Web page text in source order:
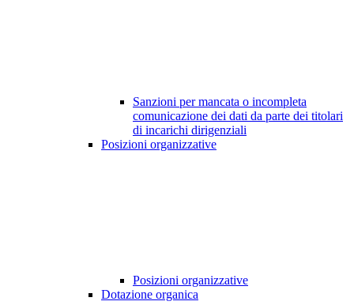
Sanzioni per mancata o incompleta
comunicazione dei dati da parte dei titolari
di incarichi dirigenziali
Posizioni organizzative
Posizioni organizzative
Dotazione organica